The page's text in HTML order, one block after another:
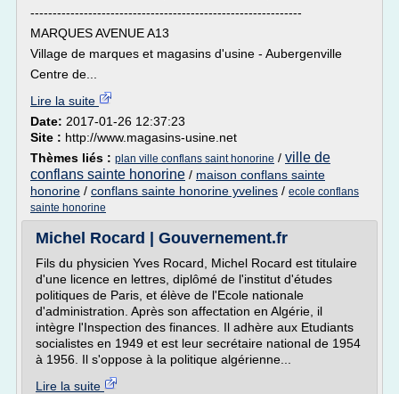
-------------------------------------------------------------
MARQUES AVENUE A13
Village de marques et magasins d'usine - Aubergenville
Centre de...
Lire la suite
Date: 2017-01-26 12:37:23
Site : http://www.magasins-usine.net
Thèmes liés : plan ville conflans saint honorine / ville de
conflans sainte honorine / maison conflans sainte
honorine / conflans sainte honorine yvelines / ecole conflans
sainte honorine
Michel Rocard | Gouvernement.fr
Fils du physicien Yves Rocard, Michel Rocard est titulaire
d'une licence en lettres, diplômé de l'institut d'études
politiques de Paris, et élève de l'Ecole nationale
d'administration. Après son affectation en Algérie, il
intègre l'Inspection des finances. Il adhère aux Etudiants
socialistes en 1949 et est leur secrétaire national de 1954
à 1956. Il s'oppose à la politique algérienne...
Lire la suite